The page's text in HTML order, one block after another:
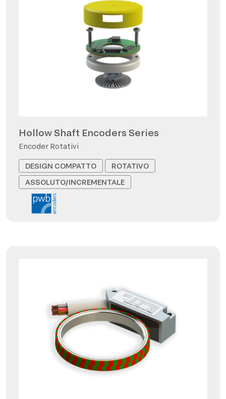
Hollow Shaft Encoders Series
Encoder Rotativi
DESIGN COMPATTO
ROTATIVO
ASSOLUTO/INCREMENTALE